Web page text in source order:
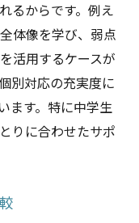
るからです。例え
体像を学び、弱点
活用するケースが
別対応の充実度に
ます。特に中学生
りに合わせたサポ